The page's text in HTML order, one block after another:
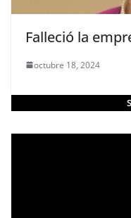
Falleció la
octubre 18, 2024